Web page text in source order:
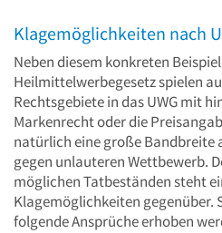
Klagemöglichkeiten nach
Neben diesem konkreten
Heilmittelwerbegesetz spielen
Rechtsgebiete in das UWG mit
Markenrecht oder die
natürlich eine große Bandbreite
gegen unlauteren Wettbewerb.
möglichen Tatbeständen steht
Klagemöglichkeiten gegenüber.
folgende Ansprüche erhoben